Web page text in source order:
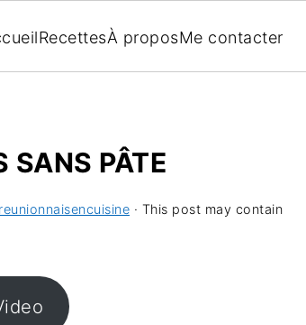
RecettesÀ proposMe contacter
SANS PÂTE
· This post may contain